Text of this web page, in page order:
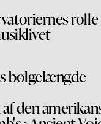
bølgelængde
den